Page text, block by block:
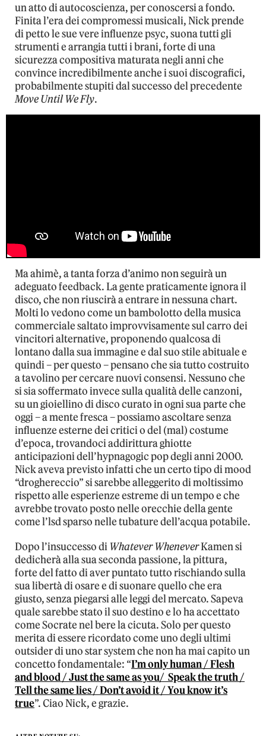
un atto di autocoscienza, per conoscersi a fondo.
Finita l’era dei compromessi musicali, Nick prende
di petto le sue vere influenze psyc, suona tutti gli
strumenti e arrangia tutti i brani, forte di una
sicurezza compositiva maturata negli anni che
convince incredibilmente anche i suoi discografici,
probabilmente stupiti dal successo del precedente
Move Until We Fly.
Ma ahimè, a tanta forza d’animo non seguirà un
adeguato feedback. La gente praticamente ignora il
disco, che non riuscirà a entrare in nessuna chart.
Molti lo vedono come un bambolotto della musica
commerciale saltato improvvisamente sul carro dei
vincitori alternative, proponendo qualcosa di
lontano dalla sua immagine e dal suo stile abituale e
quindi – per questo – pensano che sia tutto costruito
a tavolino per cercare nuovi consensi. Nessuno che
si sia soffermato invece sulla qualità delle canzoni,
su un gioiellino di disco curato in ogni sua parte che
oggi – a mente fresca – possiamo ascoltare senza
influenze esterne dei critici o del (mal) costume
d’epoca, trovandoci addirittura ghiotte
anticipazioni dell’hypnagogic pop degli anni 2000.
Nick aveva previsto infatti che un certo tipo di mood
“droghereccio” si sarebbe alleggerito di moltissimo
rispetto alle esperienze estreme di un tempo e che
avrebbe trovato posto nelle orecchie della gente
come l’lsd sparso nelle tubature dell’acqua potabile.
Dopo l’insuccesso di Whatever WheneverKamen si
dedicherà alla sua seconda passione, la pittura,
forte del fatto di aver puntato tutto rischiando sulla
sua libertà di osare e di suonare quello che era
giusto, senza piegarsi alle leggi del mercato. Sapeva
quale sarebbe stato il suo destino e lo ha accettato
come Socrate nel bere la cicuta. Solo per questo
merita di essere ricordato come uno degli ultimi
outsider di uno star system che non ha mai capito un
concetto fondamentale: “I’m only human / Flesh
and blood / Just the same as you/ Speak the truth /
Tell the same lies / Don’t avoid it / You know it’s
true”. Ciao Nick, e grazie.